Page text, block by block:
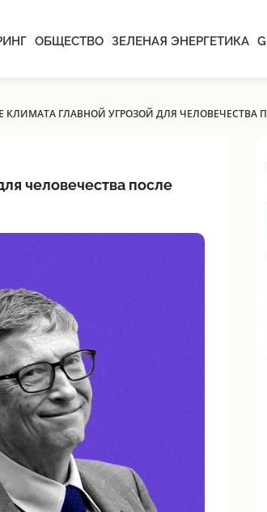
ОБЩЕСТВО ЗЕЛЕНАЯ ЭНЕРГЕТИКА
ГЛАВНОЙ УГРОЗОЙ ДЛЯ ЧЕЛОВЕЧЕСТВА
человечества после